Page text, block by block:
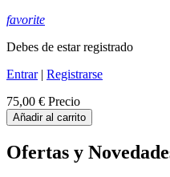
favorite
Debes de estar registrado
Entrar| Registrarse
75,00 € Precio
Añadir al carrito
Ofertas y